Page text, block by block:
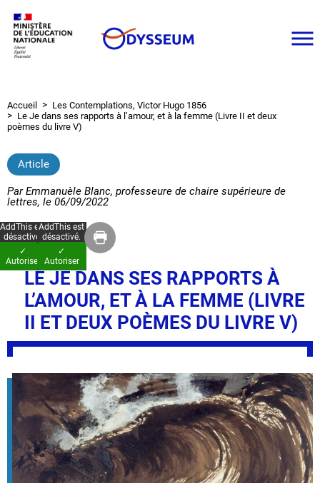
contenu
principal
Fil
d'Ariane
Accueil
Les Contemplations, Victor Hugo 1856
Le Je dans ses rapports à l’amour, et à la femme (Livre II et deux
poèmes du livre V)
Article
ParEmmanuèle Blanc, professeure de chaire supérieure de
lettres, le 06/09/2022
AddThis est
désactivé.
✓
Autoriser
AddThis est
désactivé.
✓
Autoriser
LE JE DANS SES RAPPORTS À
L’AMOUR, ET À LA FEMME (LIVRE
II ET DEUX POÈMES DU LIVRE V)